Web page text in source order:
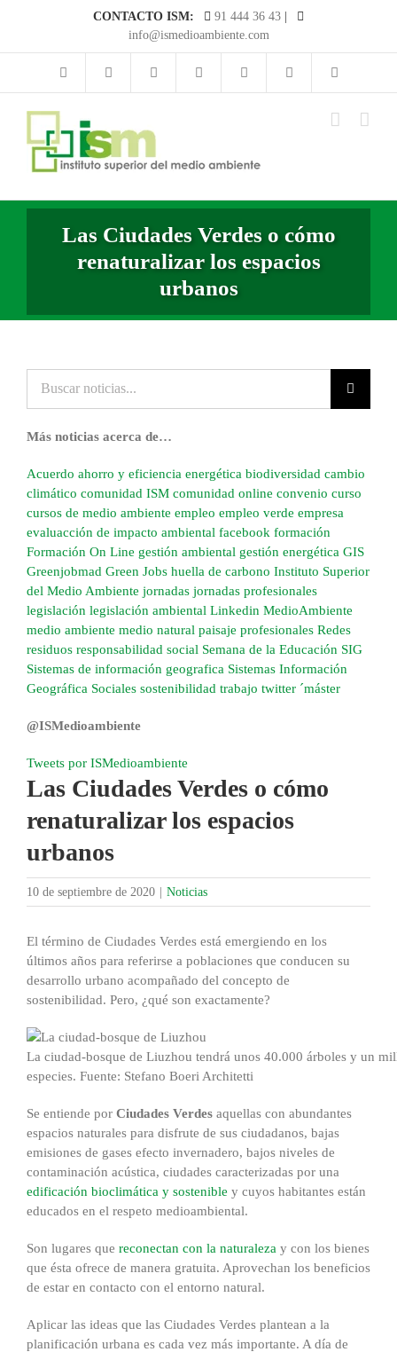
CONTACTO ISM: 91 444 36 43
info@ismedioambiente.com
Las Ciudades Verdes o cómo
renaturalizar los espacios
urbanos
Las Ciudades Verdes o cómo
renaturalizar los espacios
urbanos
10 de septiembre de 2020 | Noticias
El término de Ciudades Verdes está emergiendo en los
últimos años para referirse a poblaciones que conducen su
desarrollo urbano acompañado del concepto de
sostenibilidad. Pero, ¿qué son exactamente?
La ciudad-bosque de Liuzhou tendrá unos 40.000 árboles y un
especies. Fuente: Stefano Boeri Architetti
Se entiende por Ciudades Verdes aquellas con abundantes
espacios naturales para disfrute de sus ciudadanos, bajas
emisiones de gases efecto invernadero, bajos niveles de
contaminación acústica, ciudades caracterizadas por una
edificación bioclimática y sostenible y cuyos habitantes están
educados en el respeto medioambiental.
Son lugares que reconectan con la naturaleza y con los bienes
que ésta ofrece de manera gratuita. Aprovechan los beneficios
de estar en contacto con el entorno natural.
Aplicar las ideas que las Ciudades Verdes plantean a la
planificación urbana es cada vez más importante. A día de
noticias...
Más noticias acerca de…
Acuerdo ahorro y eficiencia energética biodiversidad cambio
climático comunidad ISM comunidad online convenio curso
cursos de medio ambiente empleo empleo verde empresa
evaluacción de impacto ambiental facebook formación
Formación On Line gestión ambiental gestión energética GIS
Greenjobmad Green Jobs huella de carbono Instituto Superior
del Medio Ambiente jornadas jornadas profesionales
legislación legislación ambiental Linkedin MedioAmbiente
medio ambiente medio natural paisaje profesionales Redes
residuos responsabilidad social Semana de la Educación SIG
Sistemas de información geografica Sistemas Información
Geográfica Sociales sostenibilidad trabajo twitter ´máster
@ISMedioambiente
Tweets por ISMedioambiente